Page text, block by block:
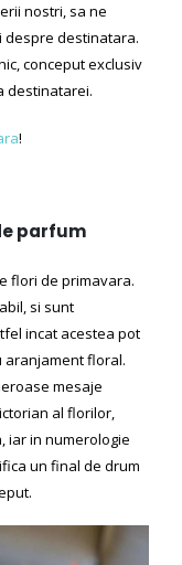
nostri, sa ne
despre destinatara.
conceput exclusiv
destinatarei.
!
parfum
flori de primavara.
si sunt
incat acestea pot
aranjament floral.
mesaje
al florilor,
iar in numerologie
un final de drum